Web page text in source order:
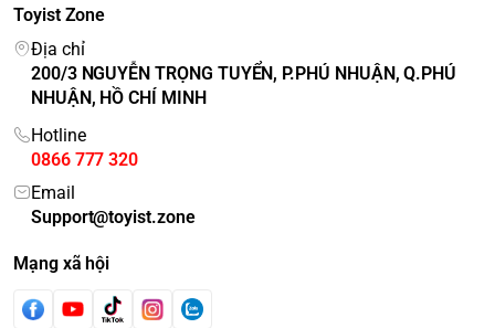
Toyist Zone
Địa chỉ
200/3 NGUYỄN TRỌNG TUYỂN, P.PHÚ NHUẬN, Q.PHÚ
NHUẬN, HỒ CHÍ MINH
Hotline
0866 777 320
Email
Support@toyist.zone
Mạng xã hội